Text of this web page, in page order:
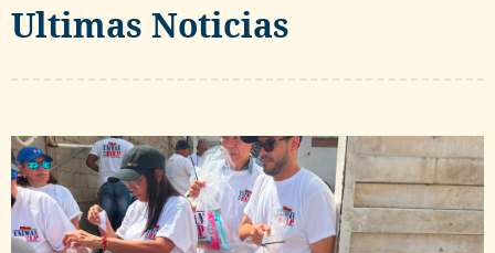
Ultimas Noticias